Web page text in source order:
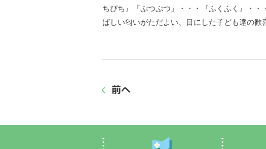
ちぴち』『ぷつぷつ』・・・『ふくふく』・
ばしい匂いがただよい、目にした子ども達の歓
前へ